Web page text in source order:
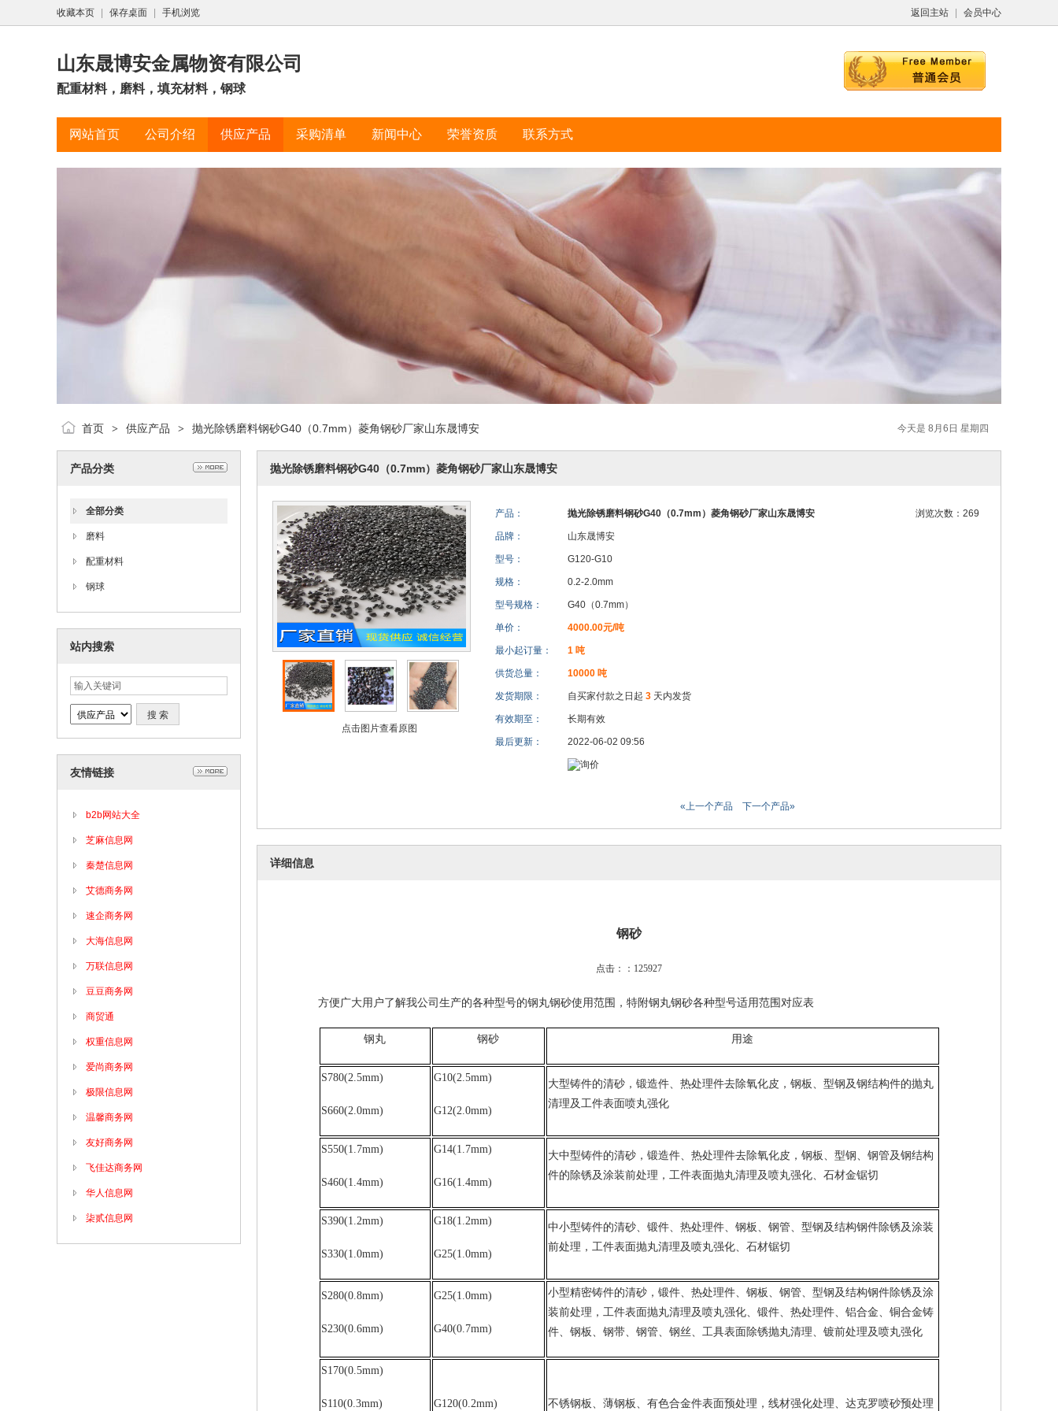
返回主站 会员中心
收藏本页 保存桌面 手机浏览
山东晟博安金属物资有限公司
配重材料，磨料，填充材料，钢球
网站首页 公司介绍 供应产品 采购清单 新闻中心 荣誉资质 联系方式
今天是 8月6日 星期四
首页 > 供应产品 > 抛光除锈磨料钢砂G40（0.7mm）菱角钢砂厂家山东晟博安
产品分类
全部分类
磨料
配重材料
钢球
站内搜索
友情链接
b2b网站大全
芝麻信息网
秦楚信息网
艾德商务网
速企商务网
大海信息网
万联信息网
豆豆商务网
商贸通
权重信息网
爱尚商务网
极限信息网
温馨商务网
友好商务网
飞佳达商务网
华人信息网
柒贰信息网
抛光除锈磨料钢砂G40（0.7mm）菱角钢砂厂家山东晟博安
点击图片查看原图
产品： 浏览次数：269
抛光除锈磨料钢砂G40（0.7mm）菱角钢砂厂家山东晟博安
品牌： 山东晟博安
型号： G120-G10
规格： 0.2-2.0mm
型号规格： G40（0.7mm）
单价： 4000.00元/吨
最小起订量： 1 吨
供货总量： 10000 吨
发货期限： 自买家付款之日起 3 天内发货
有效期至： 长期有效
最后更新： 2022-06-02 09:56
«上一个产品 下一个产品»
详细信息
钢砂
点击：：125927
方便广大用户了解我公司生产的各种型号的钢丸钢砂使用范围，特附钢丸钢砂各种型号适用范围对应表
钢丸 钢砂 用途
S780(2.5mm)
S660(2.0mm)
G10(2.5mm)
G12(2.0mm)
大型铸件的清砂，锻造件、热处理件去除氧化皮，钢板、型钢及钢结构件的抛丸
清理及工件表面喷丸强化
S550(1.7mm)
S460(1.4mm)
G14(1.7mm)
G16(1.4mm)
大中型铸件的清砂，锻造件、热处理件去除氧化皮，钢板、型钢、钢管及钢结构
件的除锈及涂装前处理，工件表面抛丸清理及喷丸强化、石材金锯切
S390(1.2mm)
S330(1.0mm)
G18(1.2mm)
G25(1.0mm)
中小型铸件的清砂、锻件、热处理件、钢板、钢管、型钢及结构钢件除锈及涂装
前处理，工件表面抛丸清理及喷丸强化、石材锯切
S280(0.8mm)
S230(0.6mm)
G25(1.0mm)
G40(0.7mm)
小型精密铸件的清砂，锻件、热处理件、钢板、钢管、型钢及结构钢件除锈及涂
装前处理，工件表面抛丸清理及喷丸强化、锻件、热处理件、铝合金、铜合金铸
件、钢板、钢带、钢管、钢丝、工具表面除锈抛丸清理、镀前处理及喷丸强化
S170(0.5mm)
S110(0.3mm) G120(0.2mm) 不锈钢板、薄钢板、有色合金件表面预处理，线材强化处理、达克罗喷砂预处理